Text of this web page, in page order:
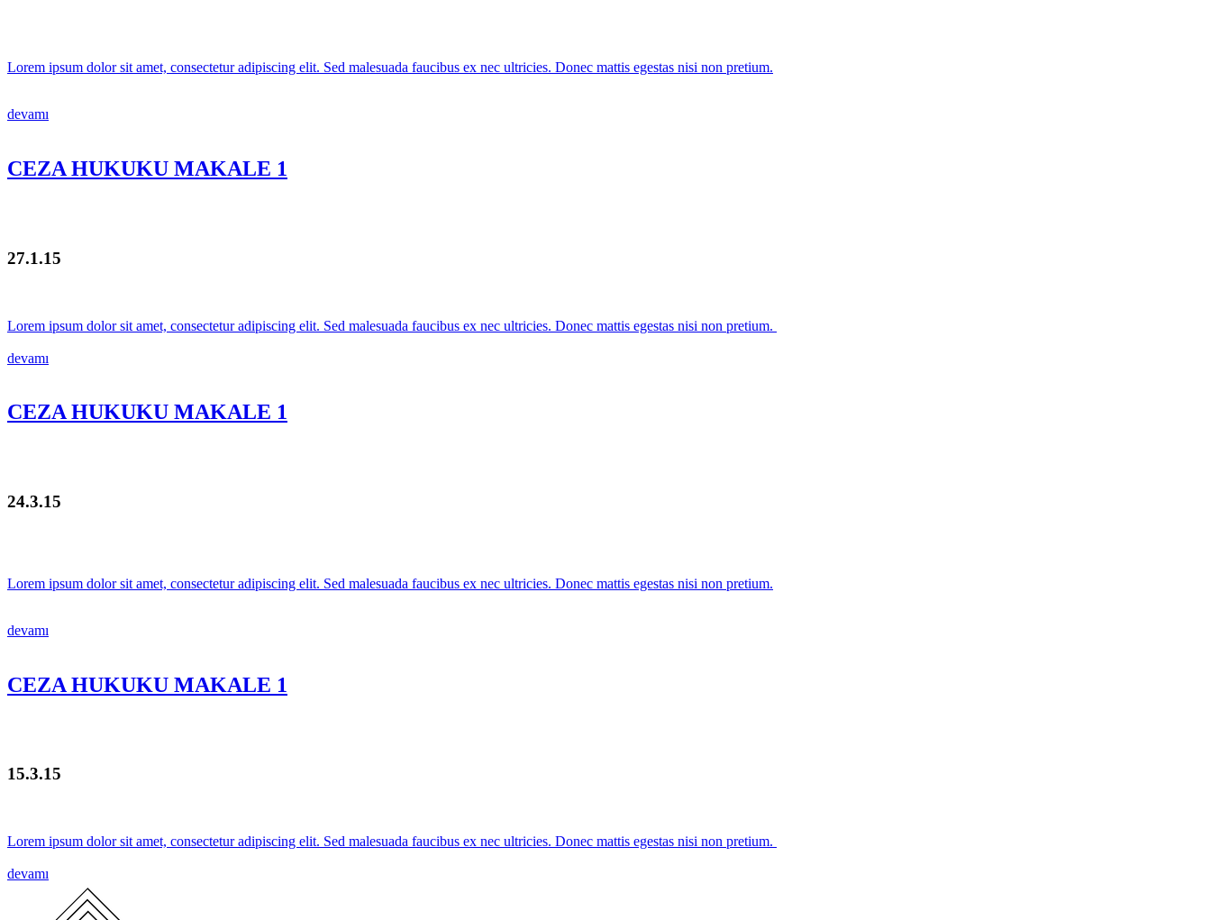
Lorem ipsum dolor sit amet, consectetur adipiscing elit. Sed malesuada faucibus ex nec ultricies. Donec mattis egestas nisi non pretium.
devamı
CEZA HUKUKU MAKALE 1
27.1.15
Lorem ipsum dolor sit amet, consectetur adipiscing elit. Sed malesuada faucibus ex nec ultricies. Donec mattis egestas nisi non pretium.
devamı
CEZA HUKUKU MAKALE 1
24.3.15
Lorem ipsum dolor sit amet, consectetur adipiscing elit. Sed malesuada faucibus ex nec ultricies. Donec mattis egestas nisi non pretium.
devamı
CEZA HUKUKU MAKALE 1
15.3.15
Lorem ipsum dolor sit amet, consectetur adipiscing elit. Sed malesuada faucibus ex nec ultricies. Donec mattis egestas nisi non pretium.
devamı